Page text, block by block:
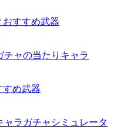
おすすめ武器
ャの当たりキャラ
すめ武器
ラガチャシミュレータ